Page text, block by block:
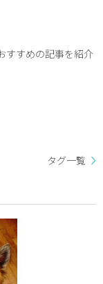
すすめの記事を紹介
タグ一覧